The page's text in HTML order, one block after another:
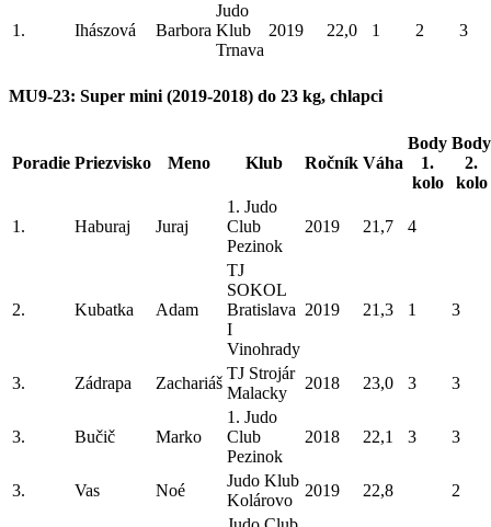
1. Ihászová Barbora
Judo
Klub
Trnava
2019 22,0 1 2 3
MU9-23: Super mini (2019-2018) do 23 kg, chlapci
Poradie Priezvisko Meno Klub Ročník Váha
Body
1.
kolo
Body
2.
kolo
1. Haburaj Juraj
1. Judo
Club
Pezinok
2019 21,7 4
2. Kubatka Adam
TJ
SOKOL
Bratislava
I
Vinohrady
2019 21,3 1 3
3. Zádrapa Zachariáš
TJ Strojár
Malacky
2018 23,0 3 3
3. Bučič Marko
1. Judo
Club
Pezinok
2018 22,1 3 3
3. Vas Noé
Judo Klub
Kolárovo
2019 22,8
2